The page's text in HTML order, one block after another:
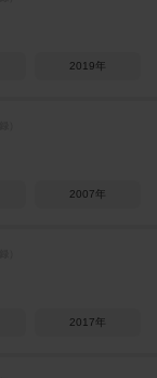
2019年
2007年
2017年